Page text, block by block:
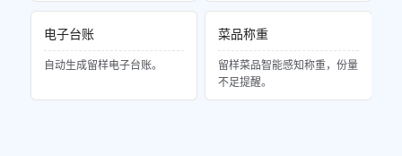
电子台账
自动生成留样电子台账。
菜品称重
留样菜品智能感知称重，份量
不足提醒。